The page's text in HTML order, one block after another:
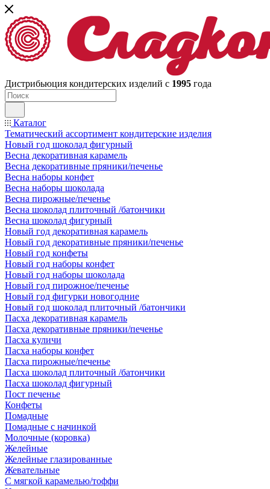
Дистрибьюция кондитерских изделий с 1995 года
Каталог
Тематический ассортимент кондитерские изделия
Новый год шоколад фигурный
Весна декоративная карамель
Весна декоративные пряники/печенье
Весна наборы конфет
Весна наборы шоколада
Весна пирожные/печенье
Весна шоколад плиточный /батончики
Весна шоколад фигурный
Новый год декоративная карамель
Новый год декоративные пряники/печенье
Новый год конфеты
Новый год наборы конфет
Новый год наборы шоколада
Новый год пирожное/печенье
Новый год фигурки новогодние
Новый год шоколад плиточный /батончики
Пасха декоративная карамель
Пасха декоративные пряники/печенье
Пасха куличи
Пасха наборы конфет
Пасха пирожные/печенье
Пасха шоколад плиточный /батончики
Пасха шоколад фигурный
Пост печенье
Конфеты
Помадные
Помадные с начинкой
Молочные (коровка)
Желейные
Желейные глазированные
Жевательные
С мягкой карамелью/тоффи